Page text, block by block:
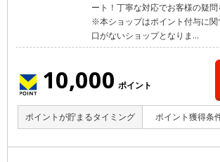
ート！丁寧な対応でお客様の疑問
※本ショップはポイント付与に
口がないショップとなりま...
10,000 ポイント
ポイントが貯まるタイミング ポイント獲得条